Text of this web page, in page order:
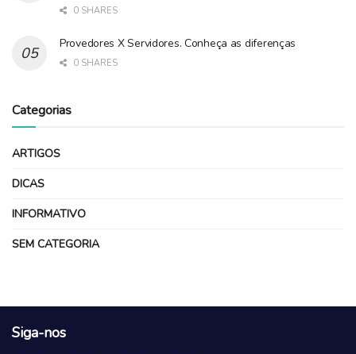
0 SHARES
Provedores X Servidores. Conheça as diferenças
0 SHARES
Categorias
ARTIGOS
DICAS
INFORMATIVO
SEM CATEGORIA
Siga-nos